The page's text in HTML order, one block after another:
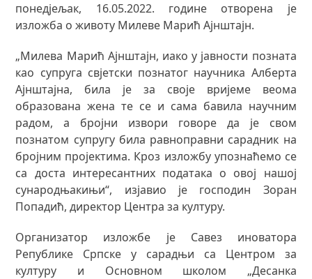
понедјељак, 16.05.2022. године отворена је
изложба о животу Милеве Марић Ајнштајн.
„Милева Марић Ајнштајн, иако у јавности позната
као супруга свјетски познатог научника Алберта
Ајнштајна, била је за своје вријеме веома
образована жена те се и сама бавила научним
радом, а бројни извори говоре да је свом
познатом супругу била равноправни сарадник на
бројним пројектима. Кроз изложбу упознаћемо се
са доста интересантних података о овој нашој
сународњакињи“, изјавио је господин Зоран
Попадић, директор Центра за културу.
Организатор изложбе је Савез иноватора
Републике Српске у сарадњи са Центром за
културу и Основном школом „Десанка